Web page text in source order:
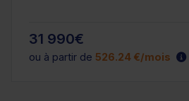
31 990€
ou à partir de 526.24 €/mois